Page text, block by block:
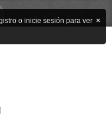
×
o inicie sesión para ver